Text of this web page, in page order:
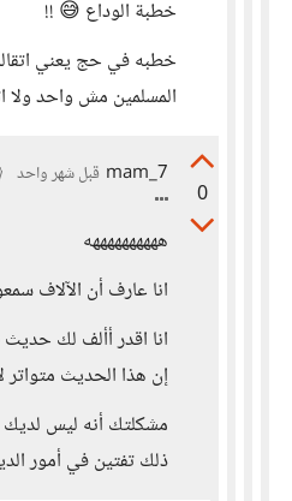
خطبة الوداع 😅 !!
خطبه في حج يعني
المسلمين مش واحد ولا
0
mam_7 قبل شهر واحد
ههههههههههه
انا عارف أن الآلاف
انا اقدر أألف لك
إن هذا الحديث متواتر
مشكلتك أنه ليس
ذلك تفتين في أمور